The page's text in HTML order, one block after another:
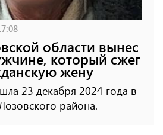
области вынес
который сжег
жену
23 декабря 2024 года в
района.